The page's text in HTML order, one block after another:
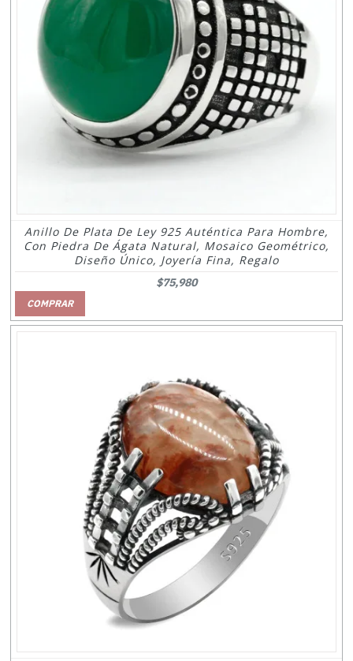
Anillo De Plata De Ley 925 Auténtica Para Hombre,
Con Piedra De Ágata Natural, Mosaico Geométrico,
Diseño Único, Joyería Fina, Regalo
$75,980
COMPRAR